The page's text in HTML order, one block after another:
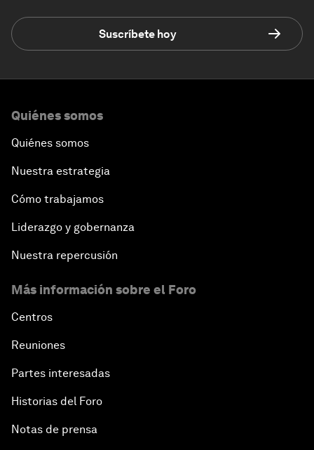
Suscríbete hoy
Quiénes somos
Quiénes somos
Nuestra estrategia
Cómo trabajamos
Liderazgo y gobernanza
Nuestra repercusión
Más información sobre el Foro
Centros
Reuniones
Partes interesadas
Historias del Foro
Notas de prensa